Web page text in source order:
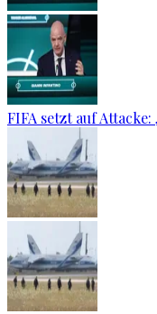
FIFA setzt auf